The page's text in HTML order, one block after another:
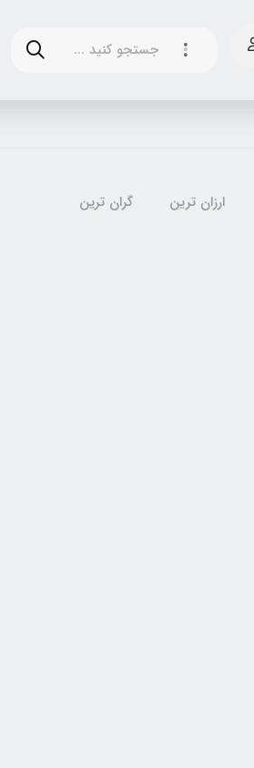
ارزان ترین گران ترین